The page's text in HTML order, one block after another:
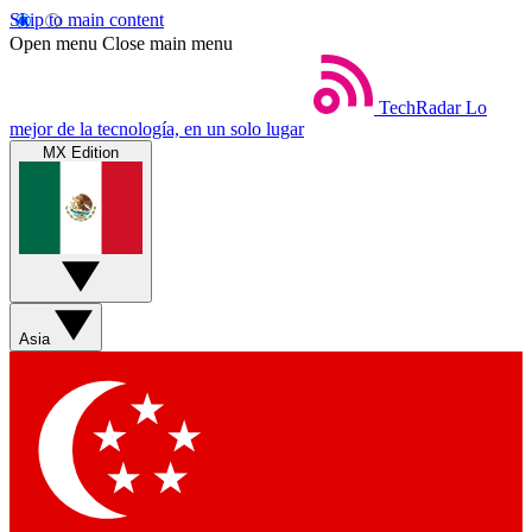
Skip to main content
Open menu Close main menu
TechRadar Lo
mejor de la tecnología, en un solo lugar
MX Edition
Asia